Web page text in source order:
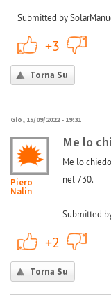
Submitted by
+3
Torna Su
Gio, 15/09/2022 - 19:31
Piero
Nalin
Me lo
Me lo
nel 730.
Submitted
+2
Torna Su